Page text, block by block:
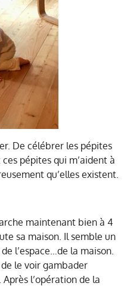
De célébrer les pépites
pépites qui m’aident à
qu’elles existent.
maintenant bien à 4
sa maison. Il semble un
l’espace…de la maison.
le voir gambader
l’opération de la